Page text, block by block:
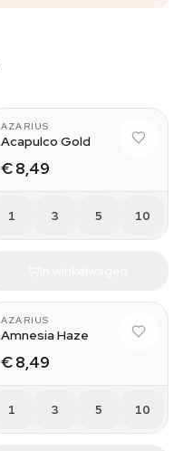
AZARIUS
Acapulco Gold
€ 8,49
1 3 5 10
AZARIUS
Amnesia Haze
€ 8,49
1 3 5 10